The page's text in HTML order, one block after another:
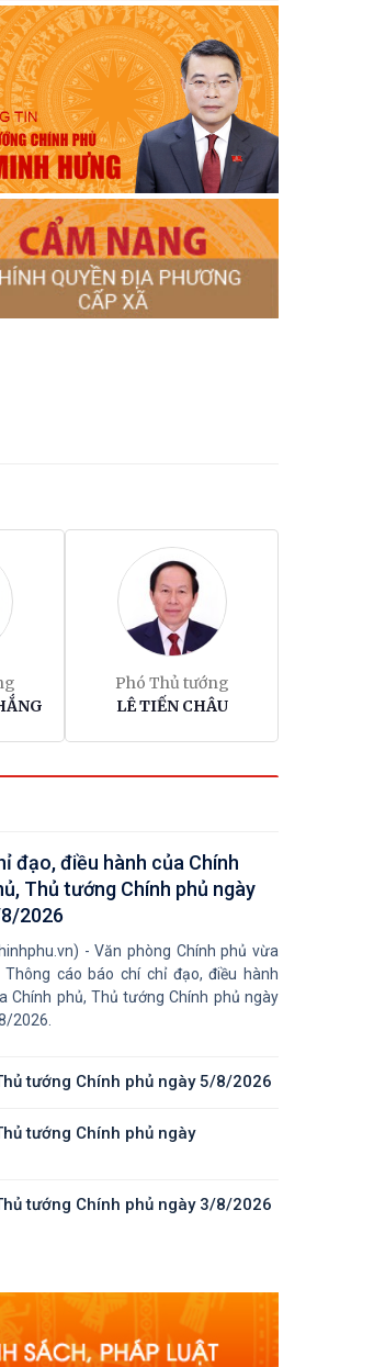
Phó Thủ tướng
LÊ TIẾN CHÂU
đạo, điều hành của Chính
Thủ tướng Chính phủ ngày
2026
- Văn phòng Chính phủ vừa
Thông cáo báo chí chỉ đạo, điều hành
Chính phủ, Thủ tướng Chính phủ ngày
2026.
tướng Chính phủ ngày 5/8/2026
tướng Chính phủ ngày
tướng Chính phủ ngày 3/8/2026